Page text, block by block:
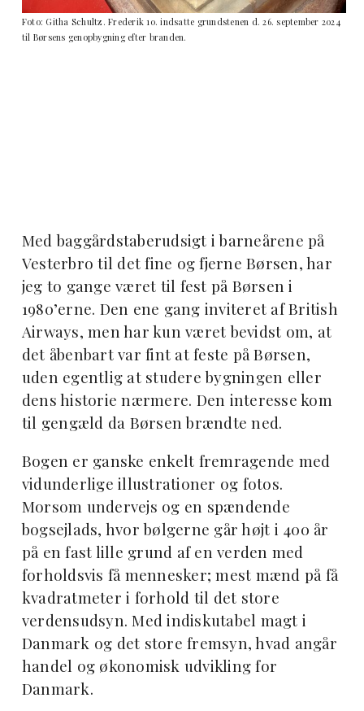
Foto: Githa Schultz. Frederik 10. indsatte grundstenen d. 26. september 2024
til Børsens genopbygning efter branden.
Med baggårdstaberudsigt i barneårene på
Vesterbro til det fine og fjerne Børsen, har
jeg to gange været til fest på Børsen i
1980’erne. Den ene gang inviteret af British
Airways, men har kun været bevidst om, at
det åbenbart var fint at feste på Børsen,
uden egentlig at studere bygningen eller
dens historie nærmere. Den interesse kom
til gengæld da Børsen brændte ned.
Bogen er ganske enkelt fremragende med
vidunderlige illustrationer og fotos.
Morsom undervejs og en spændende
bogsejlads, hvor bølgerne går højt i 400 år
på en fast lille grund af en verden med
forholdsvis få mennesker; mest mænd på få
kvadratmeter i forhold til det store
verdensudsyn. Med indiskutabel magt i
Danmark og det store fremsyn, hvad angår
handel og økonomisk udvikling for
Danmark.